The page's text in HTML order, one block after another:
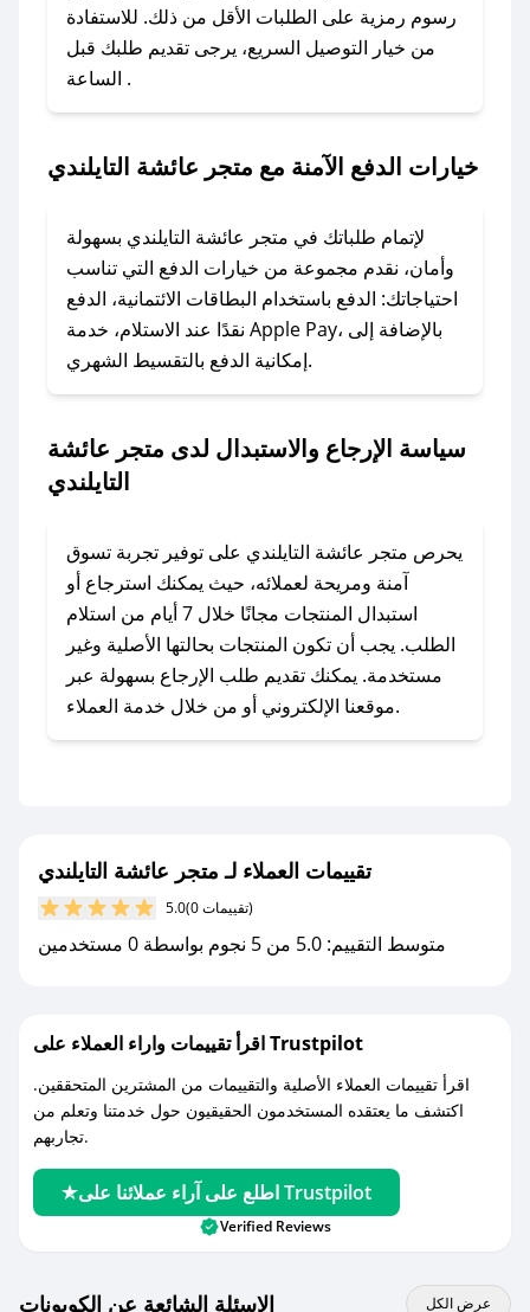
### كيفية استخدام كود خصم متجر عائشة
التايلندي؟
1. انسخ كود الخصم من تطبيق صحصح.
2. الصقه في خانة الدفع عند التسوق من متجر
لا تقلق! يمكنك التواصل مع فريق دعم صحصح عبر
الرسائل الخاصة على تويتر أو البريد الإلكتروني،
وسنقوم بحل المشكلة في أسرع وقت ممكن.
### ماذا أفعل إذا لم أجد كود خصم لمتجري
المفضل؟
مراسلتنا مباشرة وسنعمل على توفير الكوبونات في
أسرع وقت ممكن.
### كيف تحصل على كوبونات خصم حصرية من
متجر عائشة التايلندي؟
للحصول على كوبونات وخصومات حصرية، قم بما
يلي:
التايلندي في تطبيق صحصح.
مع صحصح، تسوق بذكاء ووفّر على كل مشترياتك مع
رسوم رمزية على الطلبات الأقل من ذلك. للاستفادة
من خيار التوصيل السريع، يرجى تقديم طلبك قبل
الساعة .
خيارات الدفع الآمنة مع متجر عائشة التايلندي
لإتمام طلباتك في متجر عائشة التايلندي بسهولة
وأمان، نقدم مجموعة من خيارات الدفع التي تناسب
احتياجاتك: الدفع باستخدام البطاقات الائتمانية، الدفع
نقدًا عند الاستلام، خدمة Apple Pay، بالإضافة إلى
إمكانية الدفع بالتقسيط الشهري.
سياسة الإرجاع والاستبدال لدى متجر عائشة
التايلندي
يحرص متجر عائشة التايلندي على توفير تجربة تسوق
آمنة ومريحة لعملائه، حيث يمكنك استرجاع أو
استبدال المنتجات مجانًا خلال 7 أيام من استلام
الطلب. يجب أن تكون المنتجات بحالتها الأصلية وغير
مستخدمة. يمكنك تقديم طلب الإرجاع بسهولة عبر
موقعنا الإلكتروني أو من خلال خدمة العملاء.
تقييمات العملاء لـ متجر عائشة التايلندي
5.0 (0 تقييمات)
متوسط التقييم: 5.0 من 5 نجوم بواسطة 0 مستخدمين
اقرأ تقييمات واراء العملاء على Trustpilot
اقرأ تقييمات العملاء الأصلية والتقييمات من المشترين المتحققين.
اكتشف ما يعتقده المستخدمون الحقيقيون حول خدمتنا وتعلم من
تجاربهم.
اطلع على آراء عملائنا على Trustpilot
Verified Reviews
الاسئلة الشائعة عن الكوبونات عرض الكل